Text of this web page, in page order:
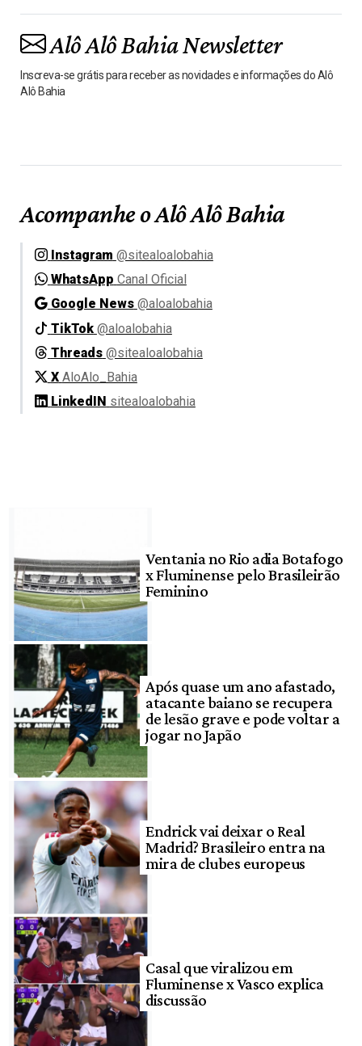
Alô Alô Bahia Newsletter
Inscreva-se grátis para receber as novidades e informações do Alô
Alô Bahia
Acompanhe o Alô Alô Bahia
Instagram @sitealoalobahia
WhatsApp Canal Oficial
Google News @aloalobahia
TikTok @aloalobahia
Threads @sitealoalobahia
X AloAlo_Bahia
LinkedIN sitealoalobahia
Ventania no Rio adia Botafogo
x Fluminense pelo Brasileirão
Feminino
Após quase um ano afastado,
atacante baiano se recupera
de lesão grave e pode voltar a
jogar no Japão
Endrick vai deixar o Real
Madrid? Brasileiro entra na
mira de clubes europeus
Casal que viralizou em
Fluminense x Vasco explica
discussão